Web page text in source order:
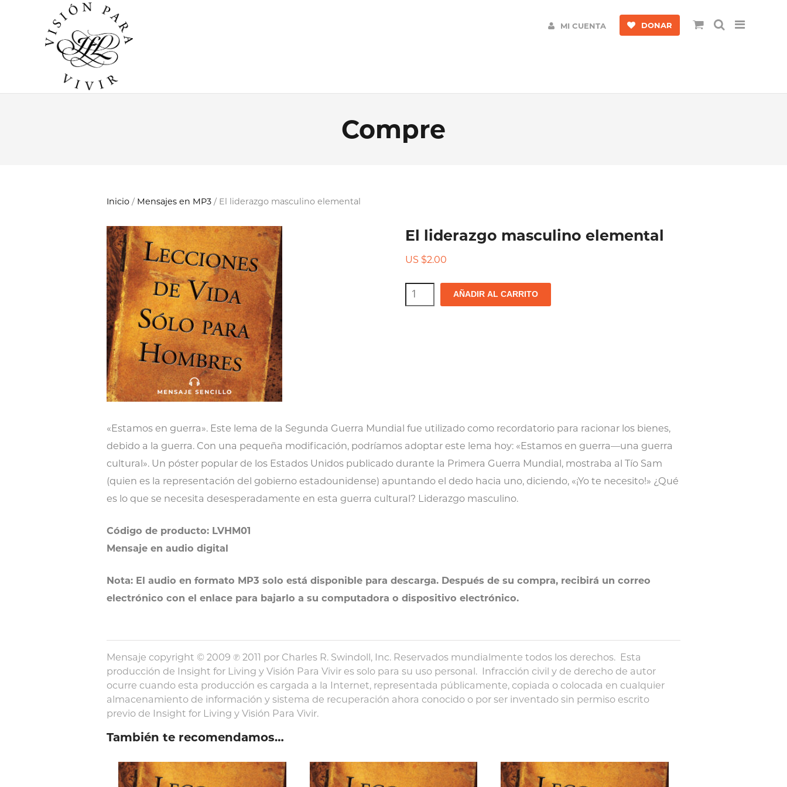
MI CUENTA DONAR
Compre
Inicio / Mensajes en MP3 / El liderazgo masculino elemental
El liderazgo masculino elemental
US $2.00
El
liderazgo
AÑADIR AL CARRITO
«Estamos en guerra». Este lema de la Segunda Guerra Mundial fue utilizado como recordatorio para racionar los bienes,
debido a la guerra. Con una pequeña modificación, podríamos adoptar este lema hoy: «Estamos en guerra—una guerra
cultural». Un póster popular de los Estados Unidos publicado durante la Primera Guerra Mundial, mostraba al Tío Sam
(quien es la representación del gobierno estadounidense) apuntando el dedo hacia uno, diciendo, «¡Yo te necesito!» ¿Qué
es lo que se necesita desesperadamente en esta guerra cultural? Liderazgo masculino.
Código de producto: LVHM01
Mensaje en audio digital
Nota: El audio en formato MP3 solo está disponible para descarga. Después de su compra, recibirá un correo
electrónico con el enlace para bajarlo a su computadora o dispositivo electrónico.
Mensaje copyright © 2009 ℗ 2011 por Charles R. Swindoll, Inc. Reservados mundialmente todos los derechos. Esta
producción de Insight for Living y Visión Para Vivir es solo para su uso personal. Infracción civil y de derecho de autor
ocurre cuando esta producción es cargada a la Internet, representada públicamente, copiada o colocada en cualquier
almacenamiento de información y sistema de recuperación ahora conocido o por ser inventado sin permiso escrito
previo de Insight for Living y Visión Para Vivir.
También te recomendamos…